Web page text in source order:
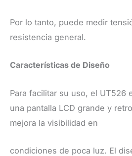
Por lo tanto, puede medir
resistencia general.
​Características de Diseño
​Para facilitar su uso, el UT526
una pantalla LCD grande y
mejora la visibilidad en
condiciones de poca luz. El